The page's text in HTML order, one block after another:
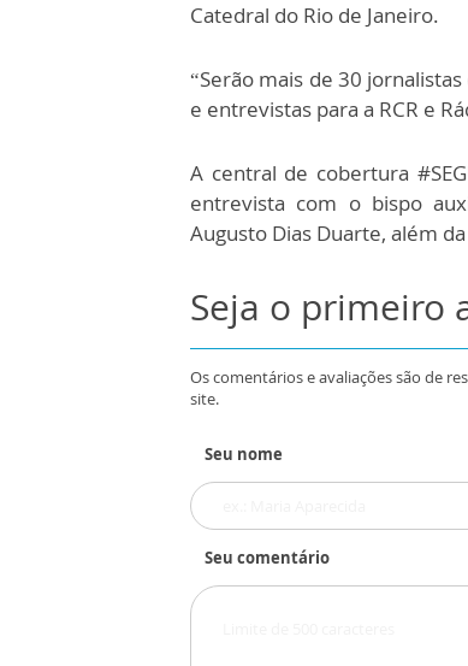
Catedral do Rio de Janeiro.
“Serão mais de 30
e entrevistas para a RCR e
A central de cobertura
entrevista com o bispo
Augusto Dias Duarte, além
Seja o primeiro
Os comentários e avaliações são de
site.
Seu nome
Seu comentário